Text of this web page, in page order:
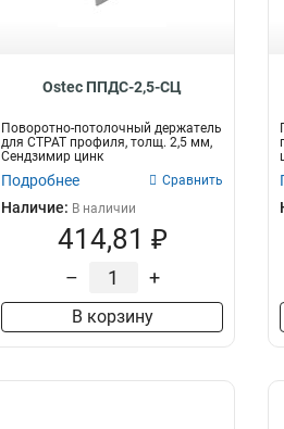
Ostec ППДС-2,5-СЦ
Поворотно-потолочный держатель
для СТРАТ профиля, толщ. 2,5 мм,
Сендзимир цинк
Подробнее Сравнить
Наличие: В наличии
414,81 ₽
– +
В корзину